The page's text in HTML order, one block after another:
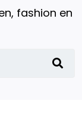
fashion en